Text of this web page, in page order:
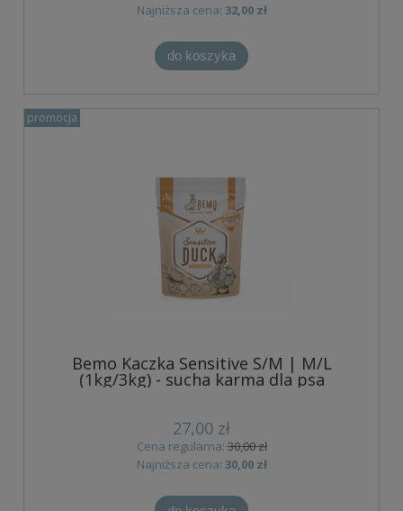
Najniższa cena: 32,00 zł
do koszyka
Bemo Kaczka Sensitive S/M | M/L
(1kg/3kg) - sucha karma dla psa
27,00 zł
Cena regularna:30,00 zł
Najniższa cena: 30,00 zł
promocja